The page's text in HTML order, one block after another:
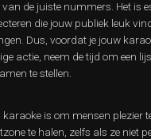
van de juiste nummers. Het is
die jouw publiek leuk
Dus, voordat je jouw
actie, neem de tijd om een
te stellen.
karaoke is om mensen plezier
te halen, zelfs als ze niet